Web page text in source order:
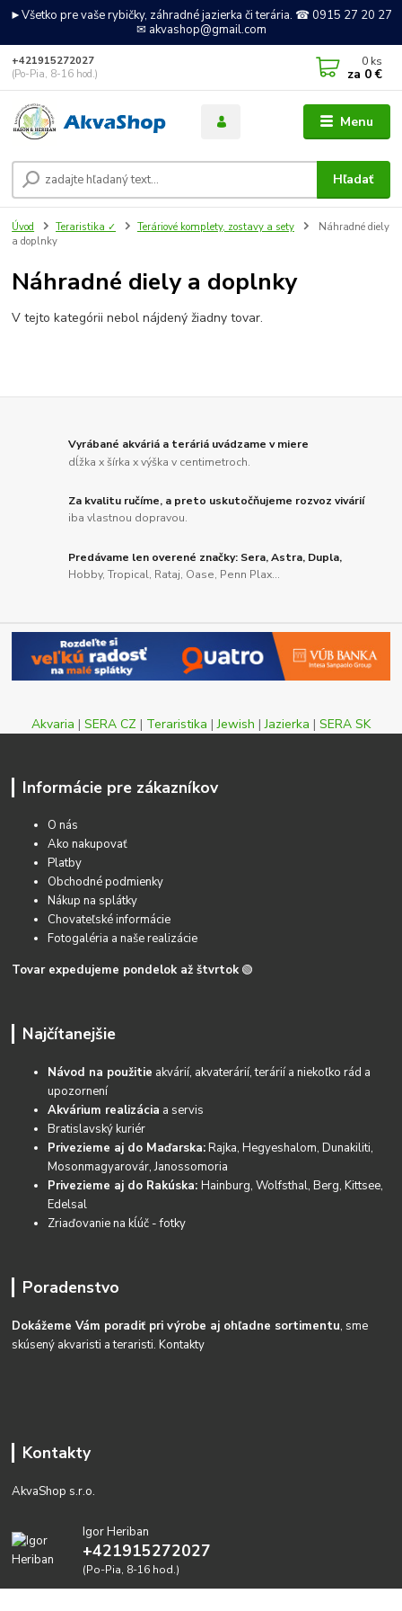
►Všetko pre vaše rybičky, záhradné jazierka či terária. ☎ 0915 27 20 27
✉ akvashop@gmail.com
Menu
Hľadať
+421915272027
(Po-Pia, 8-16 hod.)
0 ks
za 0 €
Úvod Teraristika ✓ Teráriové komplety, zostavy a sety
Náhradné diely
a doplnky
Náhradné diely a doplnky
V tejto kategórii nebol nájdený žiadny tovar.
Vyrábané akváriá a teráriá uvádzame v miere
dĺžka x šírka x výška v centimetroch.
Za kvalitu ručíme, a preto uskutočňujeme rozvoz vivárií
iba vlastnou dopravou.
Predávame len overené značky: Sera, Astra, Dupla,
Hobby, Tropical, Rataj, Oase, Penn Plax...
Akvaria | SERA CZ | Teraristika |Jewish |Jazierka | SERA SK
Informácie pre zákazníkov
O nás
Ako nakupovať
Platby
Obchodné podmienky
Nákup na splátky
Chovateľské informácie
Fotogaléria a naše realizácie
Tovar expedujeme pondelok až štvrtok 🟢
Najčítanejšie
Návod na použitie akvárií, akvaterárií, terárií a niekoľko rád a
upozornení
Akvárium realizácia a servis
Bratislavský kuriér
Privezieme aj do Maďarska:Rajka, Hegyeshalom, Dunakiliti,
Mosonmagyarovár, Janossomoria
Privezieme aj do Rakúska:Hainburg, Wolfsthal, Berg, Kittsee,
Edelsal
Zriaďovanie na kĺúč - fotky
Poradenstvo
Dokážeme Vám poradiť pri výrobe aj ohľadne sortimentu, sme
skúsený akvaristi a teraristi.Kontakty
Kontakty
AkvaShop s.r.o.
Igor Heriban
+421915272027
(Po-Pia, 8-16 hod.)